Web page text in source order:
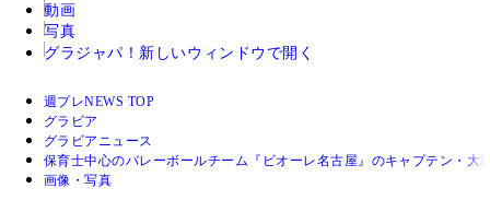
動画
写真
グラジャパ！ 新しいウィンドウで開く
週プレNEWS TOP
グラビア
グラビアニュース
保育士中心のバレーボールチーム『ビオーレ名古屋』のキャプテン・
画像・写真